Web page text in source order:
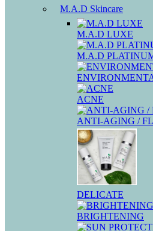
M.A.D Skincare
M.A.D LUXE
M.A.D
ACNE
ANTI-AGING /
DELICATE
BRIGHTENING